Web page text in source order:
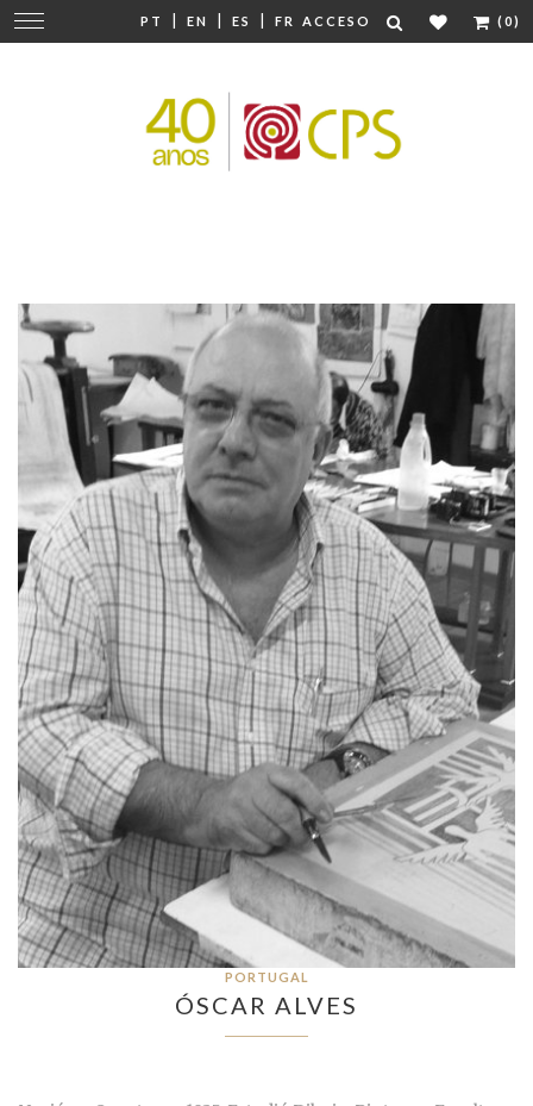
PT | EN | ES | FR ACCESO (0)
Cambiar
navegación
PORTUGAL
ÓSCAR ALVES